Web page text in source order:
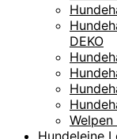
DEKO
Hundeleine